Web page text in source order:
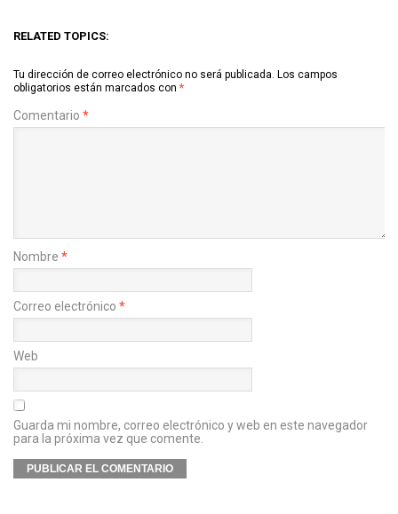
RELATED TOPICS:
Tu dirección de correo electrónico no será publicada. Los campos
obligatorios están marcados con *
Comentario *
Nombre *
Correo electrónico *
Web
Guarda mi nombre, correo electrónico y web en este navegador
para la próxima vez que comente.